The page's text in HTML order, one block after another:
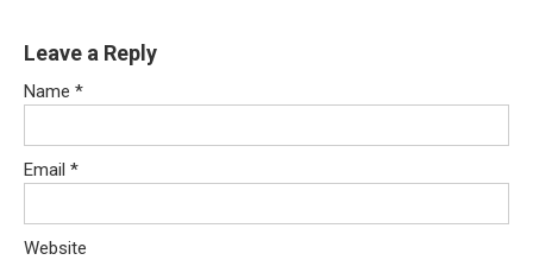
Leave a Reply
Name *
Email *
Website